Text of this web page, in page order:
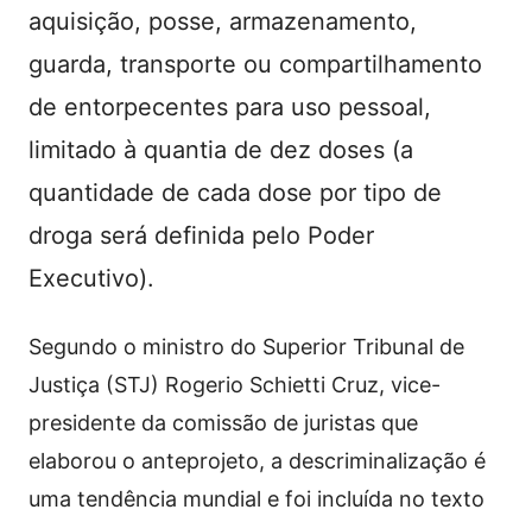
aquisição, posse, armazenamento,
guarda, transporte ou compartilhamento
de entorpecentes para uso pessoal,
limitado à quantia de dez doses (a
quantidade de cada dose por tipo de
droga será definida pelo Poder
Executivo).
Segundo o ministro do Superior Tribunal de
Justiça (STJ) Rogerio Schietti Cruz, vice-
presidente da comissão de juristas que
elaborou o anteprojeto, a descriminalização é
uma tendência mundial e foi incluída no texto